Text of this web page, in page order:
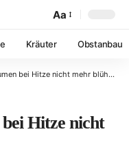
Aa
Kräuter Obstanbau
bei Hitze nicht mehr blühen?
Hitze nicht